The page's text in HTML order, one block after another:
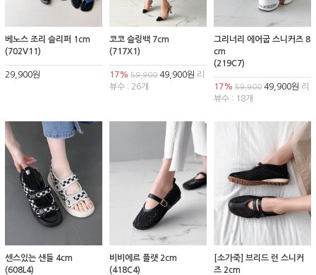
베노스 조리 슬리퍼 1cm
(702V11)
29,900원
코코 슬링백 7cm
(717X1)
17% 59,90049,900원 리
뷰수 : 26개
그리너리 에어굽 스니커즈 8
cm
(219C7)
17% 59,90049,900원 리
뷰수 : 18개
센스있는 샌들 4cm
(608L4)
비비에르 플랫 2cm
(418C4)
[소가죽] 브리드 런 스니커
즈 2cm